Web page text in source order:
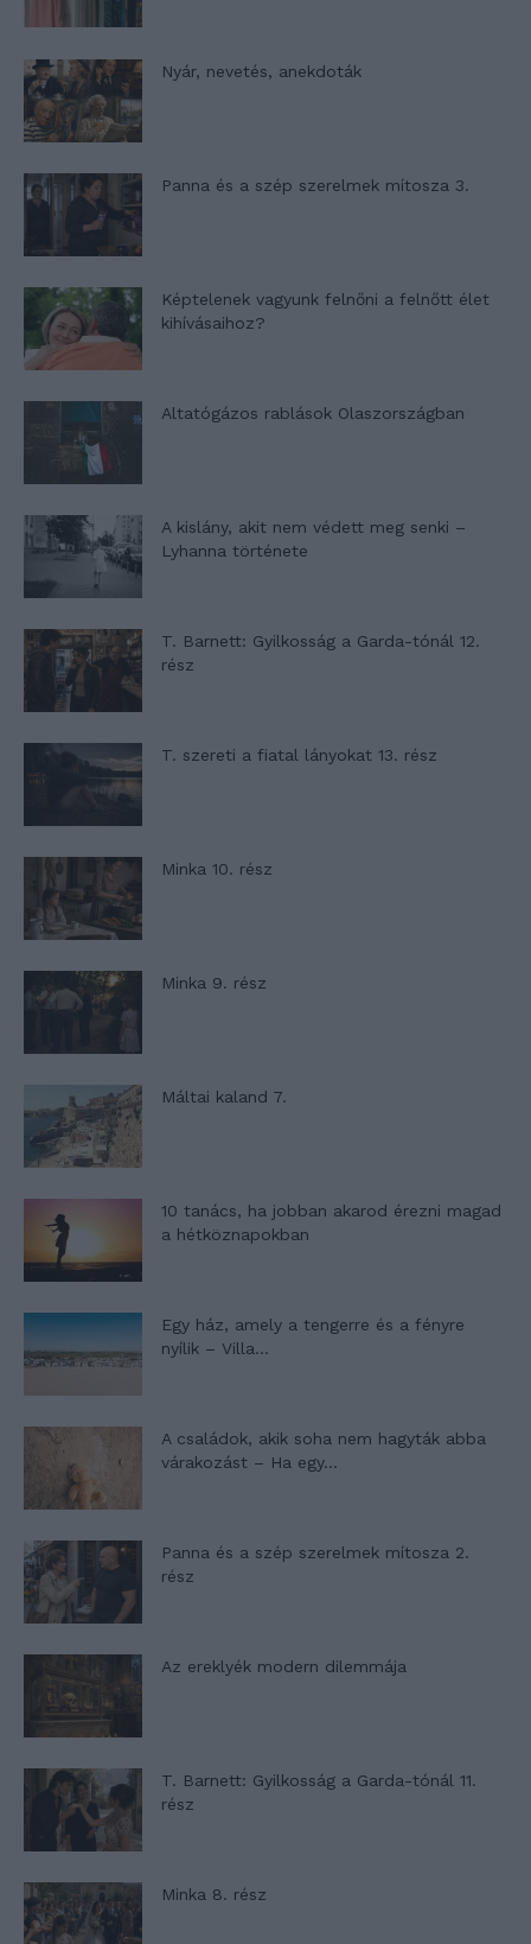
Nyár, nevetés, anekdoták
Panna és a szép szerelmek mítosza 3.
Képtelenek vagyunk felnőni a felnőtt élet
kihívásaihoz?
Altatógázos rablások Olaszországban
A kislány, akit nem védett meg senki –
Lyhanna története
T. Barnett: Gyilkosság a Garda-tónál 12.
rész
T. szereti a fiatal lányokat 13. rész
Minka 10. rész
Minka 9. rész
Máltai kaland 7.
10 tanács, ha jobban akarod érezni magad
a hétköznapokban
Egy ház, amely a tengerre és a fényre
nyílik – Villa...
A családok, akik soha nem hagyták abba
várakozást – Ha egy...
Panna és a szép szerelmek mítosza 2.
rész
Az ereklyék modern dilemmája
T. Barnett: Gyilkosság a Garda-tónál 11.
rész
Minka 8. rész